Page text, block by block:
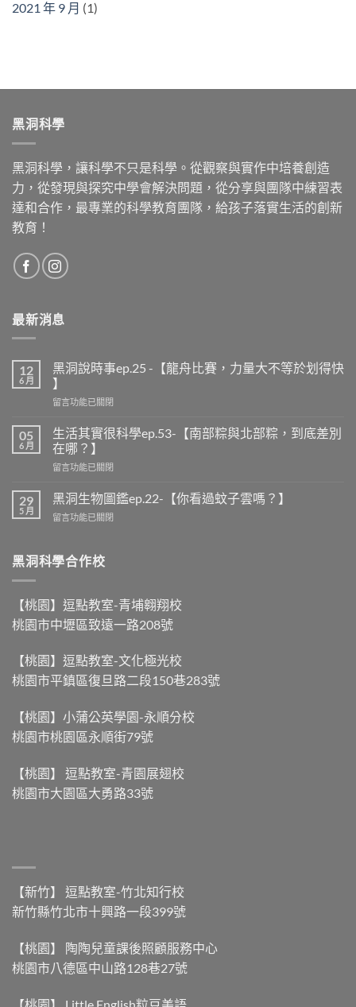
2021 年 9 月 (1)
黑洞科學
黑洞科學，讓科學不只是科學。從觀察與實作中培養創造
力，從發現與探究中學會解決問題，從分享與團隊中練習表
達和合作，最專業的科學教育團隊，給孩子落實生活的創新
教育！
最新消息
12
6 月
黑洞說時事ep.25 -【龍舟比賽，力量大不等於划得快
】
在
洞
說
時
事
-
舟
力
不
等
於
得
】〉
留言功能已關閉
05
6 月
生活其實很科學ep.53-【南部粽與北部粽，到底差別
在哪？】
在
活
其
實
學
部
與
部
粽，
到
差
別
在
留言功能已關閉
29
5 月
黑洞生物圖鑑ep.22-【你看過蚊子雲嗎？】
在
生
物
鑑
ep.22-
【你
蚊
子
中
留言功能已關閉
黑洞科學合作校
【桃園】逗點教室-青埔翱翔校
桃園市中壢區致遠一路208號
【桃園】逗點教室-文化極光校
桃園市平鎮區復旦路二段150巷283號
【桃園】小蒲公英學園-永順分校
桃園市桃園區永順街79號
【桃園】 逗點教室-青園展翅校
桃園市大園區大勇路33號
【新竹】 逗點教室-竹北知行校
新竹縣竹北市十興路一段399號
【桃園】 陶陶兒童課後照顧服務中心
桃園市八德區中山路128巷27號